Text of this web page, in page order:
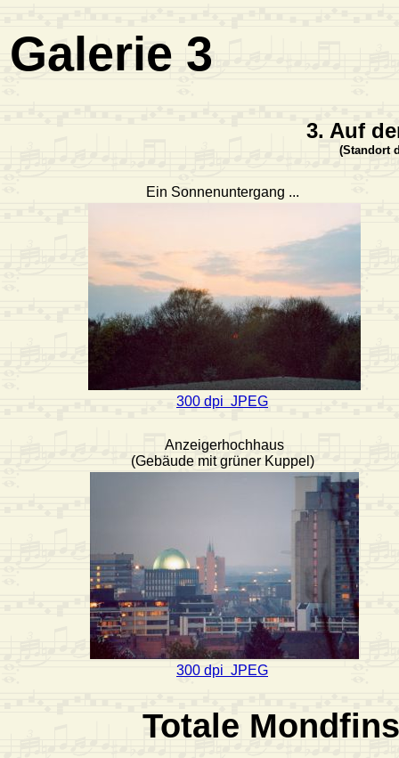
Galerie 3
3. Auf
(Standort
Ein Sonnenuntergang ...
300 dpi JPEG
Anzeigerhochhaus
(Gebäude mit grüner Kuppel)
300 dpi JPEG
Totale